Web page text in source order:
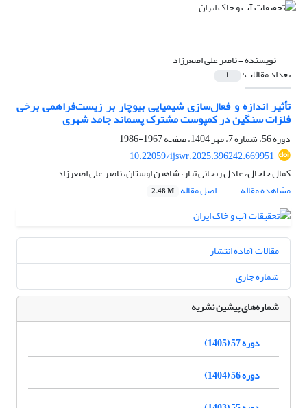
نویسنده =ناصر علی اصغرزاد
تعداد مقالات: 1
تأثیر اندازه و فعال‌سازی شیمیایی بیوچار بر زیست‌فراهمی برخی
فلزات سنگین در کمپوست مشترک پسماند جامد شهری
دوره 56، شماره 7، مهر 1404، صفحه
1967-1986
10.22059/ijswr.2025.396242.669951
کمال خلخال، عادل ریحانی تبار، شاهین اوستان، ناصر علی اصغرزاد
مشاهده مقاله
اصل مقاله 2.48 M
مقالات آماده انتشار
شماره جاری
شماره‌های پیشین نشریه
دوره 57 (1405)
دوره 56 (1404)